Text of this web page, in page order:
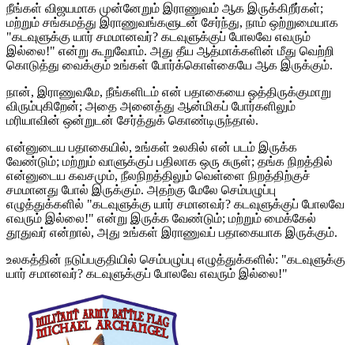
நீங்கள் விஜயமாக முன்னேறும் இராணுவம் ஆக இருக்கிறீர்கள்;
மற்றும் சங்கமத்து இராணுவங்களுடன் சேர்ந்து, நாம் ஒற்றுமையாக
"கடவுளுக்கு யார் சமமானவர்? கடவுளுக்குப் போலவே எவரும்
இல்லை!" என்று கூறுவோம். அது தீய ஆத்மாக்களின் மீது வெற்றி
கொடுத்து வைக்கும் உங்கள் போர்க்கொள்கையே ஆக இருக்கும்.
நான், இராணுவமே, நீங்களிடம் என் பதாகையை ஒத்திருக்குமாறு
விரும்புகிறேன்; அதை அனைத்து ஆன்மிகப் போர்களிலும்
மரியாவின் ஒன்றுடன் சேர்த்துக் கொண்டிருந்தால்.
என்னுடைய பதாகையில், உங்கள் உலகில் என் படம் இருக்க
வேண்டும்; மற்றும் வாளுக்குப் பதிலாக ஒரு சுருள்; தங்க நிறத்தில்
என்னுடைய கவசமும், நீலநிறத்திலும் வெள்ளை நிறத்திற்குச்
சமமானது போல் இருக்கும். அதற்கு மேலே செம்பழுப்பு
எழுத்துக்களில் "கடவுளுக்கு யார் சமானவர்? கடவுளுக்குப் போலவே
எவரும் இல்லை!" என்று இருக்க வேண்டும்; மற்றும் மைக்கேல்
தூதுவர் என்றால், அது உங்கள் இராணுவப் பதாகையாக இருக்கும்.
உலகத்தின் நடுப்பகுதியில் செம்பழுப்பு எழுத்துக்களில்: "கடவுளுக்கு
யார் சமானவர்? கடவுளுக்குப் போலவே எவரும் இல்லை!"